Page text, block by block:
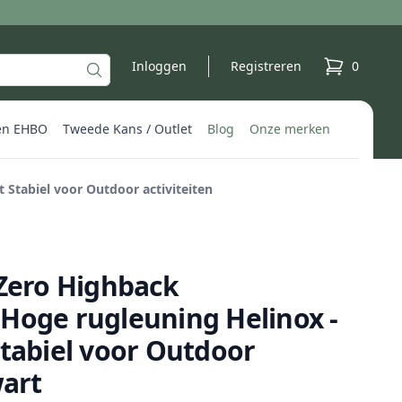
Inloggen Registreren 0
producten
EHBO Tweede Kans / Outlet Blog Onze merken
Stabiel voor Outdoor activiteiten
Highback
rugleuning Helinox -
voor Outdoor